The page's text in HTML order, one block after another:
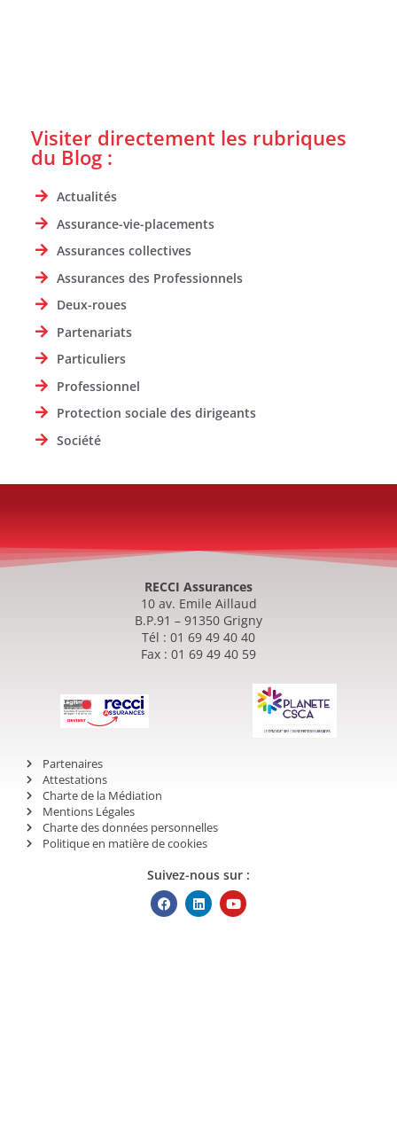
Visiter directement les rubriques
du Blog :
Actualités
Assurance-vie-placements
Assurances collectives
Assurances des Professionnels
Deux-roues
Partenariats
Particuliers
Professionnel
Protection sociale des dirigeants
Société
RECCI Assurances
10 av. Emile Aillaud
B.P.91 – 91350 Grigny
Tél : 01 69 49 40 40
Fax : 01 69 49 40 59
Partenaires
Attestations
Charte de la Médiation
Mentions Légales
Charte des données personnelles
Politique en matière de cookies
Suivez-nous sur :